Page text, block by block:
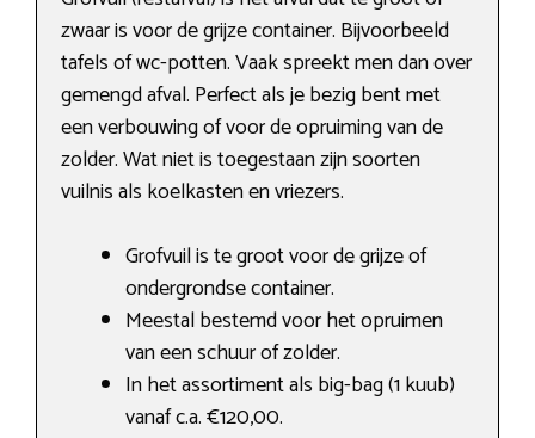
zwaar is voor de grijze container. Bijvoorbeeld
tafels of wc-potten. Vaak spreekt men dan over
gemengd afval. Perfect als je bezig bent met
een verbouwing of voor de opruiming van de
zolder. Wat niet is toegestaan zijn soorten
vuilnis als koelkasten en vriezers.
Grofvuil is te groot voor de grijze of
ondergrondse container.
Meestal bestemd voor het opruimen
van een schuur of zolder.
In het assortiment als big-bag (1 kuub)
vanaf c.a. €120,00.